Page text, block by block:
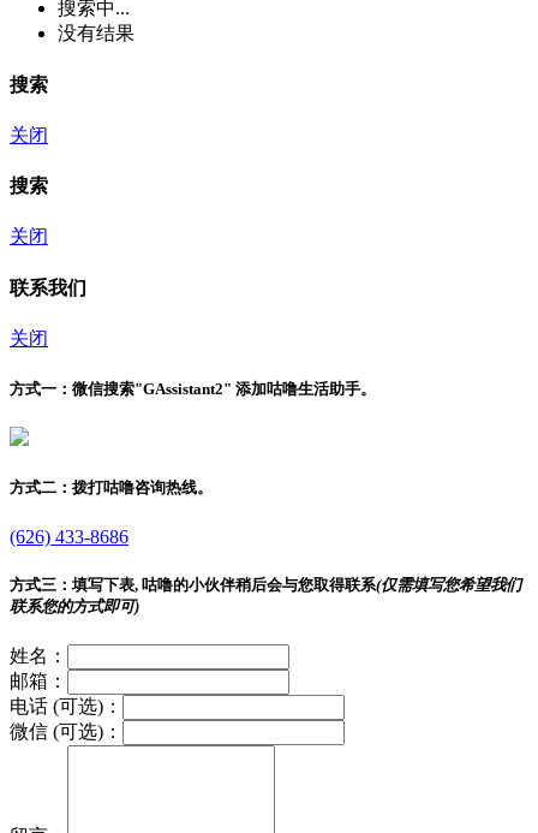
搜索中...
没有结果
搜索
关闭
搜索
关闭
联系我们
关闭
方式一： 微信搜索"GAssistant2" 添加咕噜生活助手。
方式二： 拨打咕噜咨询热线。
(626) 433-8686
方式三： 填写下表, 咕噜的小伙伴稍后会与您取得联系(仅需填写您希望我们
联系您的方式即可)
姓名：
邮箱：
电话 (可选)：
微信 (可选)：